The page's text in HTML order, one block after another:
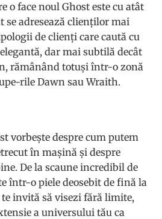
o face noul Ghost este cu atât
se adresează clienților mai
de clienți care caută cu
dar mai subtilă decât
rămânând totuși într-o zonă
rile Dawn sau Wraith.
vorbește despre cum putem
în mașină și despre
De la scaune incredibil de
într-o piele deosebit de fină la
invită să visezi fără limite,
a universului tău ca